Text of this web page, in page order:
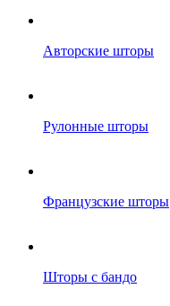
Авторские шторы
Рулонные шторы
Французские шторы
Шторы с бандо